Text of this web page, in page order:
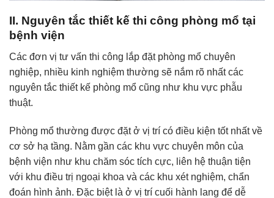
II. Nguyên tắc thiết kế thi công phòng mổ tại
bệnh viện
Các đơn vị tư vấn thi công lắp đặt phòng mổ chuyên
nghiệp, nhiều kinh nghiệm thường sẽ nắm rõ nhất các
nguyên tắc thiết kế phòng mổ cũng như khu vực phẫu
thuật.
Phòng mổ thường được đặt ở vị trí có điều kiện tốt nhất về
cơ sở hạ tầng. Nằm gần các khu vực chuyên môn của
bệnh viện như khu chăm sóc tích cực, liên hệ thuận tiện
với khu điều trị ngoại khoa và các khu xét nghiệm, chẩn
đoán hình ảnh. Đặc biệt là ở vị trí cuối hành lang để dễ